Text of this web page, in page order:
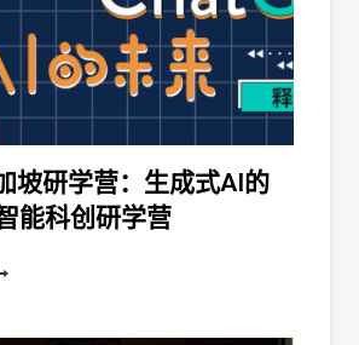
坡研学营：生成式AI的
能科创研学营